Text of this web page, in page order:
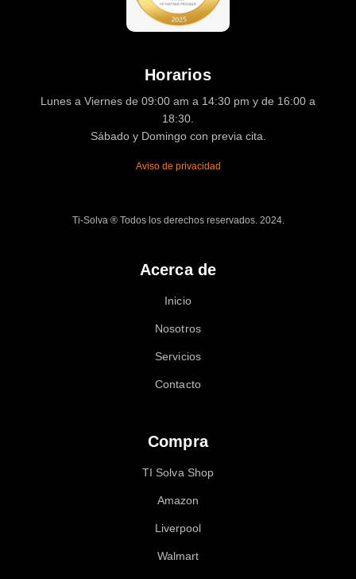
Horarios
Lunes a Viernes de 09:00 am a 14:30 pm y de 16:00 a
18:30.
Sábado y Domingo con previa cita.
Aviso de privacidad
Ti-Solva ® Todos los derechos reservados. 2024.
Acerca de
Inicio
Nosotros
Servicios
Contacto
Compra
TI Solva Shop
Amazon
Liverpool
Walmart